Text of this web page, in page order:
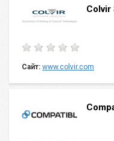
Colvir
Сайт: www.colvir.com